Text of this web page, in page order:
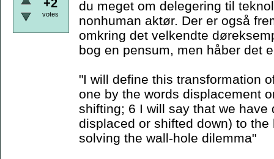
+2
votes
du meget om delegering til
nonhuman aktør. Der er også
omkring det velkendte
bog en pensum, men håber det
"I will define this transformation
one by the words displacement
shifting; 6 I will say that we have
displaced or shifted down) to
solving the wall-hole dilemma"